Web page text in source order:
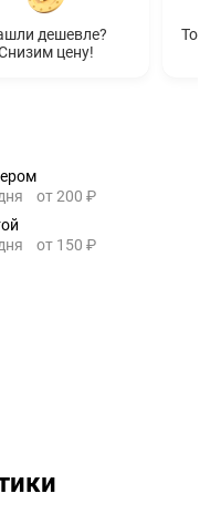
дешевле?
цену!
от 200 ₽
от 150 ₽